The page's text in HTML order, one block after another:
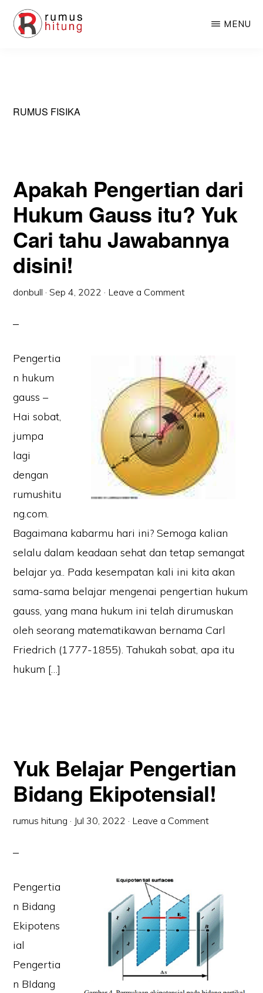
Skip
Skip
Kimia,
MENU
RUMUS FISIKA
Apakah Pengertian dari
Hukum Gauss itu? Yuk
Cari tahu Jawabannya
disini!
donbull ·Sep 4, 2022 · Leave a Comment
Pengertia
n hukum
gauss –
Hai sobat,
jumpa
lagi
dengan
rumushitu
ng.com.
Bagaimana kabarmu hari ini? Semoga kalian
selalu dalam keadaan sehat dan tetap semangat
belajar ya.. Pada kesempatan kali ini kita akan
sama-sama belajar mengenai pengertian hukum
gauss, yang mana hukum ini telah dirumuskan
oleh seorang matematikawan bernama Carl
Friedrich (1777-1855). Tahukah sobat, apa itu
hukum […]
Yuk Belajar Pengertian
Bidang Ekipotensial!
rumus hitung · Jul 30, 2022 · Leave a Comment
Pengertia
n Bidang
Ekipotens
ial
Pengertia
n BIdang